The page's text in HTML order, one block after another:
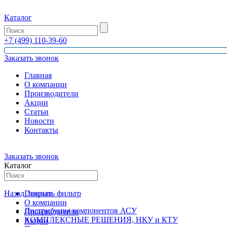
Каталог
+7 (499) 110-39-60
Заказать звонок
Главная
О компании
Производители
Акции
Статьи
Новости
Контакты
Заказать звонок
Каталог
Главная
О компании
Производители
Акции
Назад Закрыть фильтр
Дистрибуция компонентов АСУ
КОМПЛЕКСНЫЕ РЕШЕНИЯ, НКУ и КТУ